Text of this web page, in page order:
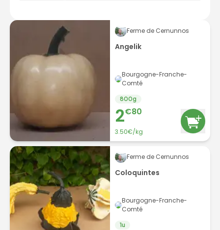
Ferme de Cernunnos
Angelik
Bourgogne-Franche-
Comté
800g
2€80
3.50€/kg
Ferme de Cernunnos
Coloquintes
Bourgogne-Franche-
Comté
1u